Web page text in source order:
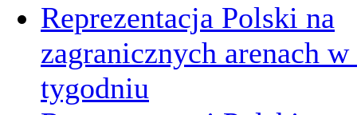
Reprezentacja Polski na
zagranicznych arenach
tygodniu